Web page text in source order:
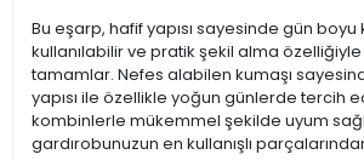
Bu eşarp, hafif yapısı sayesinde gün
kullanılabilir ve pratik şekil alma
tamamlar. Nefes alabilen kumaşı
yapısı ile özellikle yoğun günlerde tercih
kombinlerle mükemmel şekilde uyum
gardırobunuzun en kullanışlı